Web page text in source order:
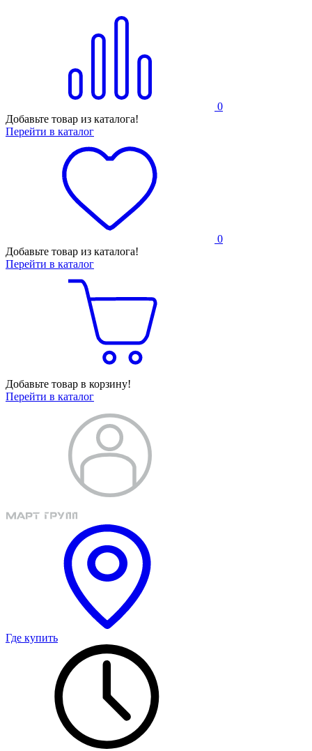
0
Добавьте товар из каталога!
Перейти в каталог
0
Добавьте товар из каталога!
Перейти в каталог
Добавьте товар в корзину!
Перейти в каталог
Где купить